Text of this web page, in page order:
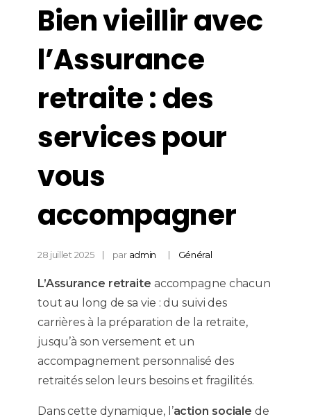
Bien vieillir avec
l’Assurance
retraite : des
services pour
vous
accompagner
28 juillet 2025 par admin Général
L’Assurance retraite accompagne chacun
tout au long de sa vie : du suivi des
carrières à la préparation de la retraite,
jusqu’à son versement et un
accompagnement personnalisé des
retraités selon leurs besoins et fragilités.
Dans cette dynamique, l’action sociale de